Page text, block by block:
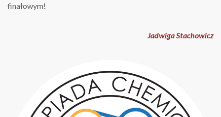
finałowym!
Jadwiga Stachowicz